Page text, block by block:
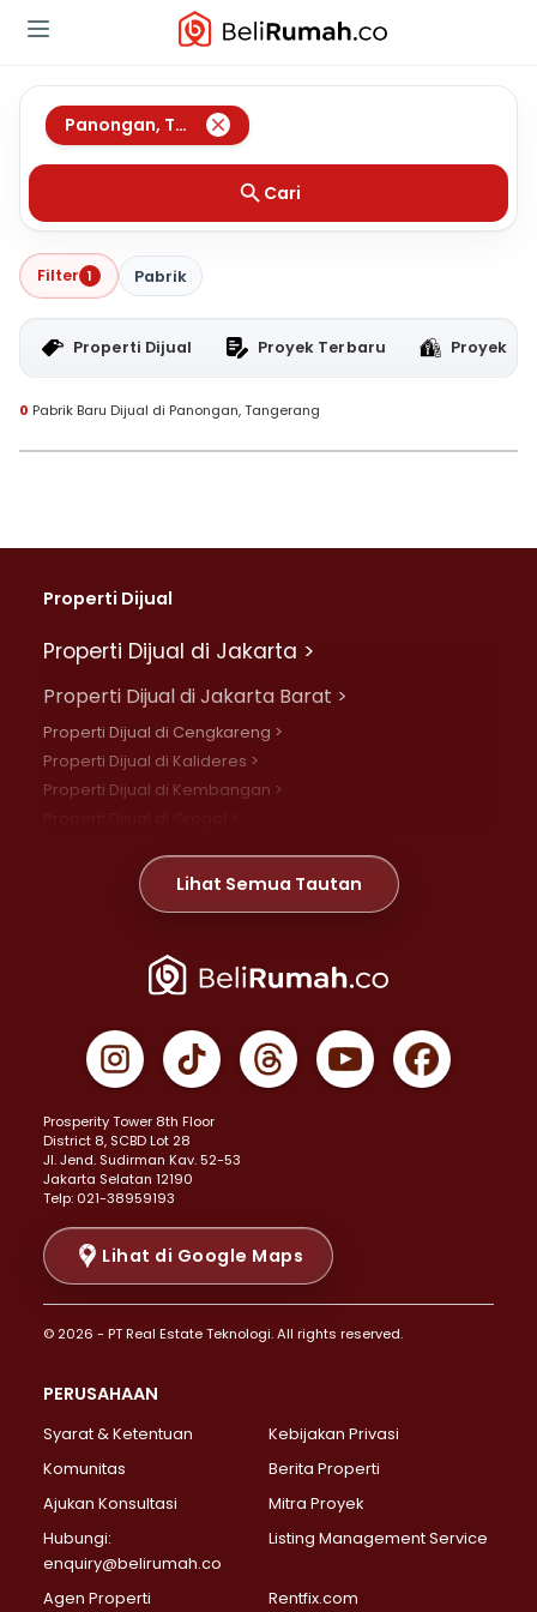
Panongan, Tangerang
Cari
Filter 1 Pabrik
Properti Dijual Proyek Terbaru Proyek
0 Pabrik Baru Dijual di Panongan, Tangerang
Properti Dijual
Properti Dijual di Jakarta >
Properti Dijual di Jakarta Barat >
Properti Dijual di Cengkareng >
Properti Dijual di Kalideres >
Properti Dijual di Kembangan >
Properti Dijual di Meruya >
Properti Dijual di Jelambar >
Properti Dijual di Jakarta Pusat >
Properti Dijual di Gambir >
Properti Dijual di Johar Baru >
Properti Dijual di Menteng >
Properti Dijual di Senen >
Properti Dijual di Tanah Abang >
Properti Dijual di Cikini >
Properti Dijual di Kramat >
Properti Dijual di Pasar Baru >
Properti Dijual di Bendungan Hilir >
Properti Dijual di Jakarta Selatan >
Properti Dijual di Lebak Bulus >
Properti Dijual di Gandaria Selatan >
Properti Dijual di Pondok Labu >
Properti Dijual di Lenteng Agung >
Properti Dijual di Senayan >
Properti Dijual di Pondok Pinang >
Lihat Semua Tautan
Prosperity Tower 8th Floor
District 8, SCBD Lot 28
JI. Jend. Sudirman Kav. 52-53
Jakarta Selatan 12190
Telp: 021-38959193
Lihat di Google Maps
© 2026 - PT Real Estate Teknologi. All rights reserved.
PERUSAHAAN
Syarat & Ketentuan
Kebijakan Privasi
Komunitas
Berita Properti
Ajukan Konsultasi
Mitra Proyek
Hubungi:
enquiry@belirumah.co
Listing Management Service
Agen Properti Rentfix.com